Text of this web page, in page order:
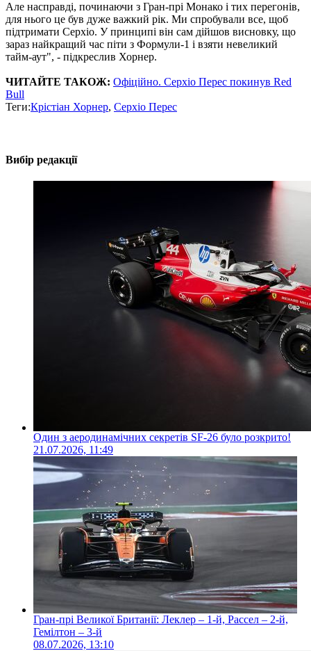
Але насправді, починаючи з Гран-прі Монако і тих перегонів,
для нього це був дуже важкий рік. Ми спробували все, щоб
підтримати Серхіо. У принципі він сам дійшов висновку, що
зараз найкращий час піти з Формули-1 і взяти невеликий
тайм-аут", - підкреслив Хорнер.
ЧИТАЙТЕ ТАКОЖ: Офіційно. Серхіо Перес покинув Red
Bull
Теги:Крістіан Хорнер, Серхіо Перес
Вибір редакції
Один з аеродинамічних секретів SF-26 було розкрито!
21.07.2026, 11:49
Гран-прі Великої Британії: Леклер – 1-й, Рассел – 2-й,
Гемілтон – 3-й
08.07.2026, 13:10